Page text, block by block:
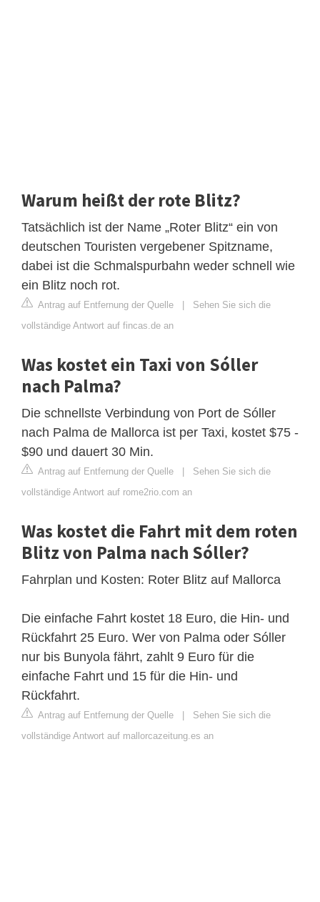
Warum heißt der rote Blitz?
Tatsächlich ist der Name „Roter Blitz“ ein von
deutschen Touristen vergebener Spitzname,
dabei ist die Schmalspurbahn weder schnell wie
ein Blitz noch rot.
Antrag auf Entfernung der Quelle | Sehen Sie sich die
vollständige Antwort auf fincas.de an
Was kostet ein Taxi von Sóller
nach Palma?
Die schnellste Verbindung von Port de Sóller
nach Palma de Mallorca ist per Taxi, kostet $75 -
$90 und dauert 30 Min.
Antrag auf Entfernung der Quelle | Sehen Sie sich die
vollständige Antwort auf rome2rio.com an
Was kostet die Fahrt mit dem roten
Blitz von Palma nach Sóller?
Fahrplan und Kosten: Roter Blitz auf Mallorca
Die einfache Fahrt kostet 18 Euro, die Hin- und
Rückfahrt 25 Euro. Wer von Palma oder Sóller
nur bis Bunyola fährt, zahlt 9 Euro für die
einfache Fahrt und 15 für die Hin- und
Rückfahrt.
Antrag auf Entfernung der Quelle | Sehen Sie sich die
vollständige Antwort auf mallorcazeitung.es an